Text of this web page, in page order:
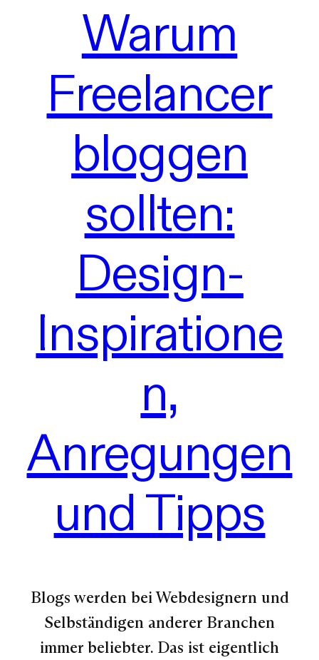
Warum
Freelancer
bloggen
sollten:
Design-
Inspiratione
n,
Anregungen
und Tipps
Blogs werden bei Webdesignern und
Selbständigen anderer Branchen
immer beliebter. Das ist eigentlich